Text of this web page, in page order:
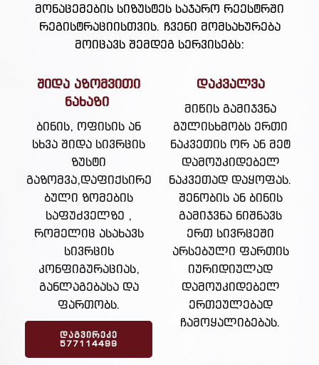
მონაცემების სიზუსტეს საჯარო რეესტრში
რეგისტრაციისთვის. ჩვენი მომსახურება
მოიცავს შემდეგ სერვისებს:
შიდა აზომვითი
ნახაზი
ბინის, ოფისის ან
სხვა შიდა სივრცის
ზუსტი
გაზომვა,დაფიქსირე
ბული ზომების
საფუძველზე ,
რომელიც ასახავს
სივრცის
კონფიგურაციას,
განლაგებასა და
ფართობს.
ᲓᲐᲒᲕᲘᲠᲔᲙᲔ
577114499
დაკვალვა
მიწის გამიჯვნა
გულისხმობს ერთი
ნაკვეთის ორ ან მეტ
დამოუკიდებელ
ნაკვეთად დაყოფას.
შენობის ან ბინის
გამიჯვნა ნიშნავს
ერთ სივრცეში
არსებული ფართის
იურიდიულად
დამოუკიდებელ
ერთეულებად
ჩამოყალიბებას.